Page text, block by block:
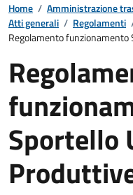
Home / Amministrazione
Atti generali / Regolamenti
Regolamento
Sportello